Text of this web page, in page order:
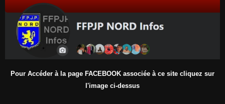
Pour Accéder à la page FACEBOOK associée à ce site cliquez sur
l'image ci-dessus